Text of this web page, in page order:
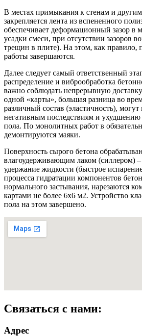
В местах примыкания к стенам и
закрепляется лента из вспененного
обеспечивает деформационный зазор в
усадки смеси, при отсутствии зазоров
трещин в плите). На этом, как правило,
работы завершаются.
Далее следует самый ответственный
распределение и виброобработка
важно соблюдать непрерывную
одной «карты», большая разница во
различный состав (эластичность),
негативным последствиям и ухудшению
пола. По монолитных работ в
демонтируются маяки.
Поверхность сырого бетона
влагоудерживающим лаком (силлером) –
удержание жидкости (быстрое
процесса гидратации компонентов
нормального застывания, нарезаются
картами не более 6х6 м2. Устройство
пола на этом завершено.
Связаться с нами:
Адрес